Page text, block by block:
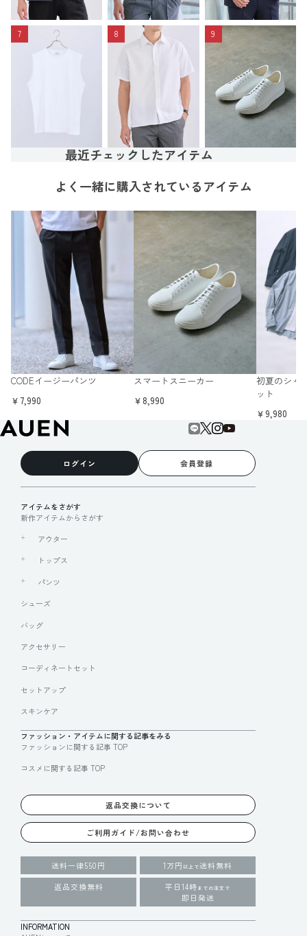
7 8 9
最近チェックしたアイテム
よく一緒に購入されているアイテム
CODEイージーパンツ
￥7,990
スマートスニーカー
￥8,990
初夏のシャ
ット
￥9,980
ログイン 会員登録
アイテムをさがす
新作アイテムからさがす
アウター
トップス
パンツ
シューズ
バッグ
アクセサリー
コーディネートセット
セットアップ
スキンケア
ファッション・アイテムに関する記事をみる
ファッションに関する記事 TOP
コスメに関する記事 TOP
返品交換について
ご利用ガイド/お問い合わせ
送料一律550円 1万円 以上で送料無料
返品交換無料
平日14時 までの注文で
即日発送
INFORMATION